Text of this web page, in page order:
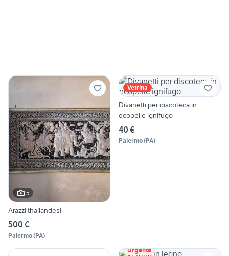
5
Arazzi thailandesi
500 €
Palermo(PA)
Vetrina
Divanetti per discoteca in
ecopelle ignifugo
40 €
Palermo(PA)
Urgente